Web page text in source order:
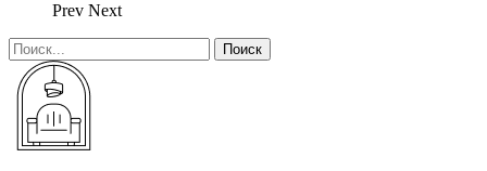
Prev Next